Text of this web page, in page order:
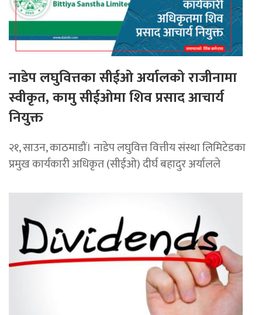
नाडेप लघुवित्तका सीईओ अर्यालको राजीनामा
स्वीकृत, कामु सीईओमा शिव प्रसाद आचार्य
नियुक्त
२१, साउन, काठमाडौं। नाडेप लघुवित्त वित्तीय संस्था लिमिटेडका
प्रमुख कार्यकारी अधिकृत (सीईओ) दीर्घ बहादुर अर्यालले